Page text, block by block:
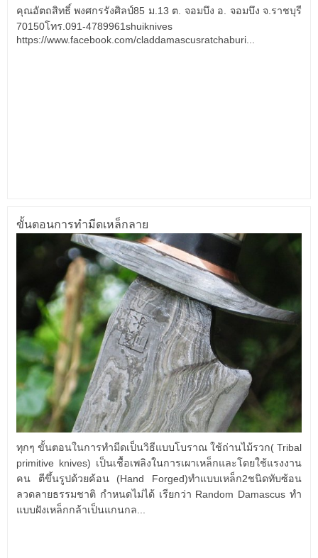
คุณอัตถสิทธิ์ พงศกรรังศิลป์85 ม.13 ต. จอมบึง อ. จอมบึง จ.ราชบุรี
70150โทร.091-4789961shuiknives
https://www.facebook.com/claddamascusratchaburi...
ขั้นตอนการทำมีดเหล็กลาย
ทุกๆ ขั้นตอนในการทำมีดเป็นวิธีแบบโบราณ ใช้ถ่านไม้รวก( Tribal
primitive knives) เป็นเชื้อเพลิงในการเผาเหล็กและโดยใช้แรงงาน
คน ตีขึ้นรูปด้วยค้อน (Hand Forged)ทำแบบเหล็ก2ชนิดทับซ้อน
ลวดลายธรรมชาติ กำหนดไม่ได้ เรียกว่า Random Damascus ทำ
แบบฝังเหล็กกล้าเป็นแกนกล...